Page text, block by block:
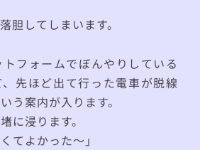
胆してしまいます。
フォームでぼんやりしている
先ほど出て行った電車が脱線
う案内が入ります。
に浸ります。
てよかった〜」